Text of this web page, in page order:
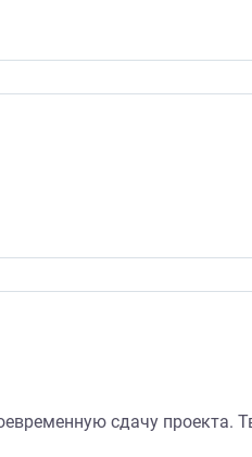
сдачу проекта.